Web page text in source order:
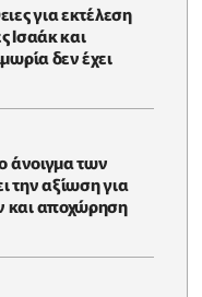
για εκτέλεση
Ισαάκ και
δεν έχει
άνοιγμα των
την αξίωση για
και αποχώρηση